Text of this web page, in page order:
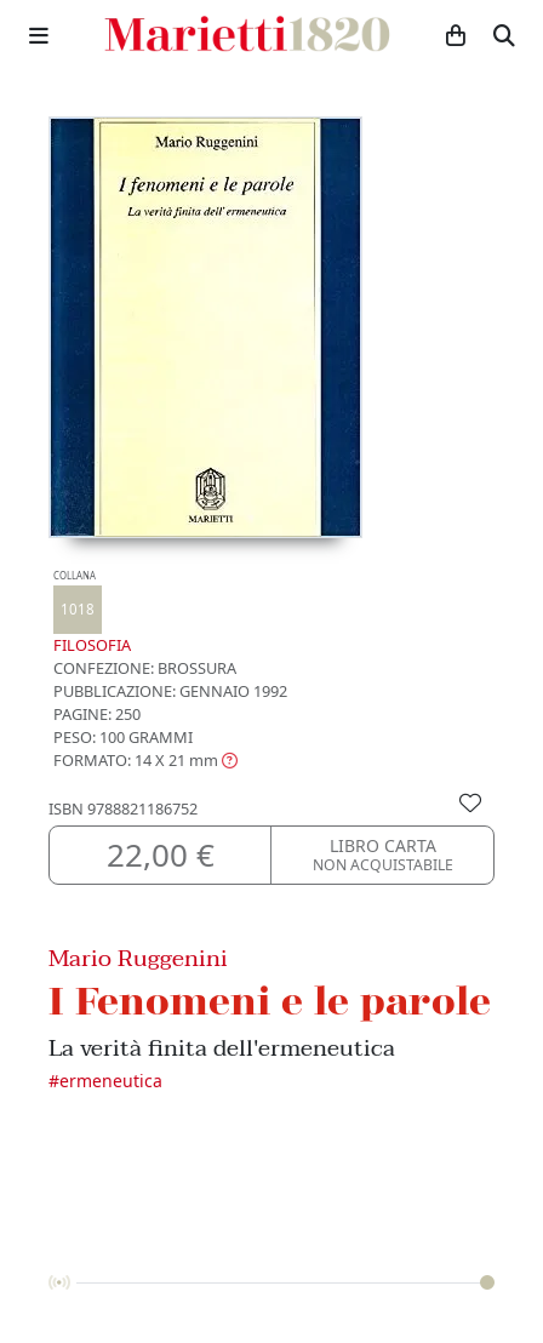
COLLANA
1018
FILOSOFIA
CONFEZIONE: BROSSURA
PUBBLICAZIONE:GENNAIO 1992
PAGINE: 250
PESO: 100 GRAMMI
FORMATO: 14 X 21 mm
ISBN 9788821186752
22,00 € LIBRO CARTA
NON ACQUISTABILE
Mario Ruggenini
I Fenomeni e le parole
La verità finita dell'ermeneutica
#ermeneutica